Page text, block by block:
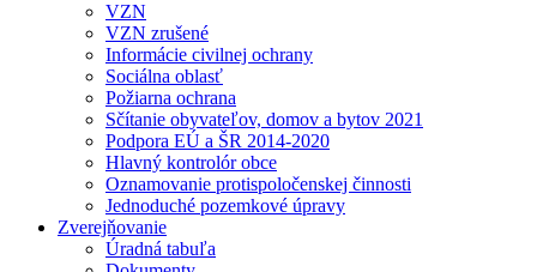
VZN
VZN zrušené
Informácie civilnej ochrany
Sociálna oblasť
Požiarna ochrana
Sčítanie obyvateľov, domov a bytov 2021
Podpora EÚ a ŠR 2014-2020
Hlavný kontrolór obce
Oznamovanie protispoločenskej činnosti
Jednoduché pozemkové úpravy
Zverejňovanie
Úradná tabuľa